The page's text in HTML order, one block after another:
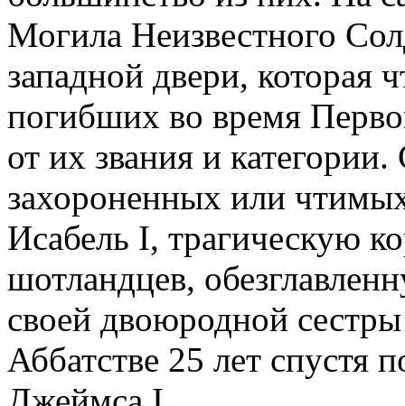
Могила Неизвестного
западной двери, которая
погибших во время
от их звания и
захороненных или
Исабель I, трагическую
шотландцев,
своей двоюродной
Аббатстве 25 лет спустя